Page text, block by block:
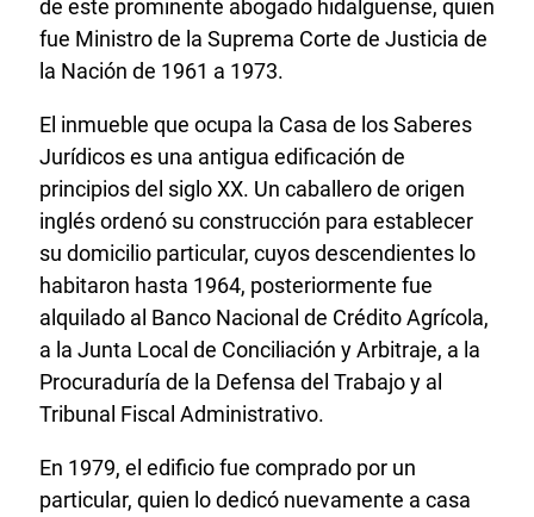
de este prominente abogado hidalguense, quien
fue Ministro de la Suprema Corte de Justicia de
la Nación de 1961 a 1973.
El inmueble que ocupa la Casa de los Saberes
Jurídicos es una antigua edificación de
principios del siglo XX. Un caballero de origen
inglés ordenó su construcción para establecer
su domicilio particular, cuyos descendientes lo
habitaron hasta 1964, posteriormente fue
alquilado al Banco Nacional de Crédito Agrícola,
a la Junta Local de Conciliación y Arbitraje, a la
Procuraduría de la Defensa del Trabajo y al
Tribunal Fiscal Administrativo.
En 1979, el edificio fue comprado por un
particular, quien lo dedicó nuevamente a casa